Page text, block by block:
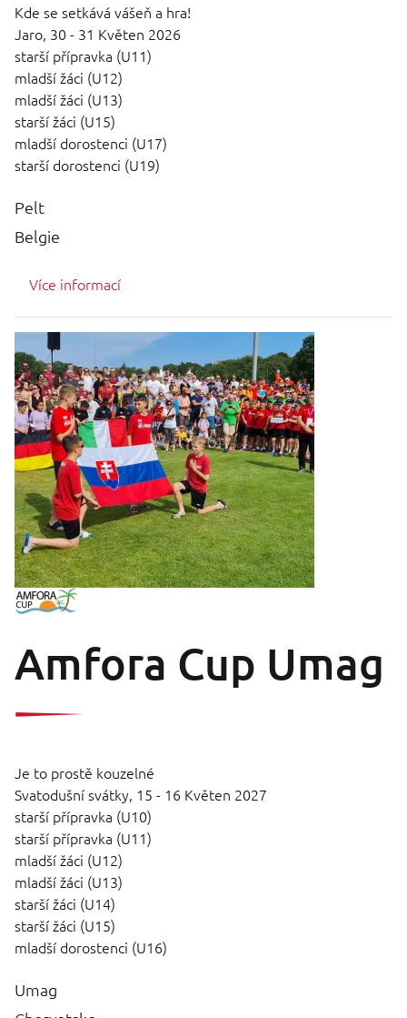
Kde se setkává vášeň a hra!
Jaro, 30 - 31 Květen 2026
starší přípravka (U11)
mladší žáci (U12)
mladší žáci (U13)
starší žáci (U15)
mladší dorostenci (U17)
starší dorostenci (U19)
Pelt
Belgie
Více informací
Amfora Cup Umag
Je to prostě kouzelné
Svatodušní svátky, 15 - 16 Květen 2027
starší přípravka (U10)
starší přípravka (U11)
mladší žáci (U12)
mladší žáci (U13)
starší žáci (U14)
starší žáci (U15)
mladší dorostenci (U16)
Umag